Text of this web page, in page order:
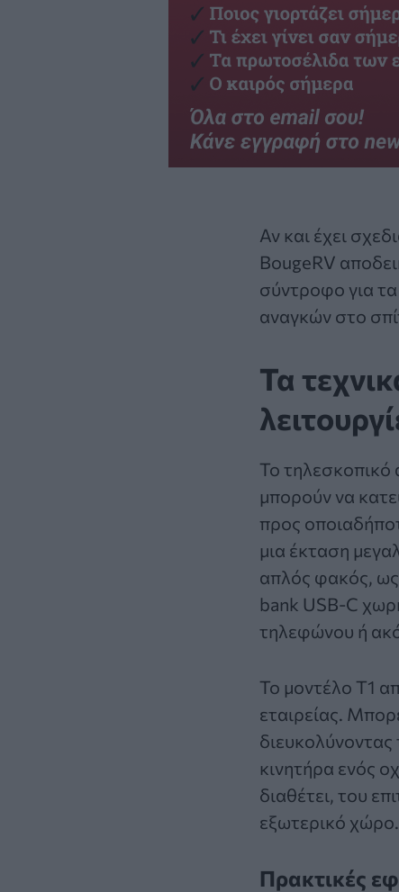
Αν και έχει
BougeRV
σύντροφο για τα
αναγκών στο
Τα
Το τηλεσκοπικό
μπορούν να
προς
μια έκταση
απλός φακός,
bank USB-C
τηλεφώνου ή
Το μοντέλο T1
εταιρείας.
κινητήρα ενός
διαθέτει, του
εξωτερικό χώρο.
Πρακτικές